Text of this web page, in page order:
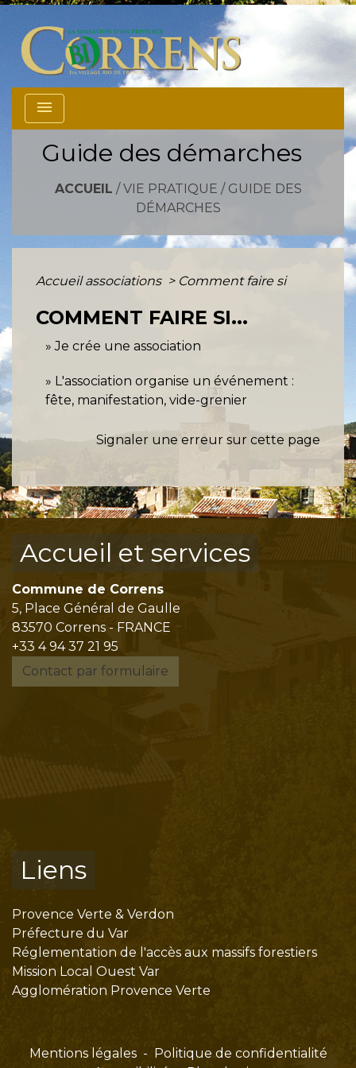
menu
Guide des démarches
ACCUEIL / VIE PRATIQUE / GUIDE DES
DÉMARCHES
Accueil associations > Comment faire si
COMMENT FAIRE SI...
Je crée une association
L'association organise un événement :
fête, manifestation, vide-grenier
Signaler une erreur sur cette page
Accueil et services
Commune de Correns
5, Place Général de Gaulle
83570 Correns - FRANCE
+33 4 94 37 21 95
Contact par formulaire
Liens
Provence Verte & Verdon
Préfecture du Var
Réglementation de l'accès aux massifs forestiers
Mission Local Ouest Var
Agglomération Provence Verte
Mentions légales -
Politique de confidentialité